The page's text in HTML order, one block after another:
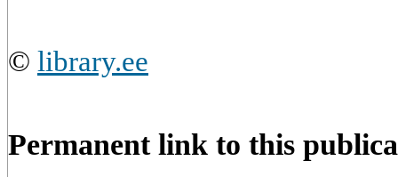
© library.ee
Permanent link to this